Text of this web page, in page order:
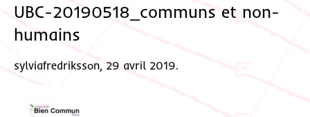
UBC-20190518_communs et non-
humains
sylviafredriksson, 29 avril 2019.